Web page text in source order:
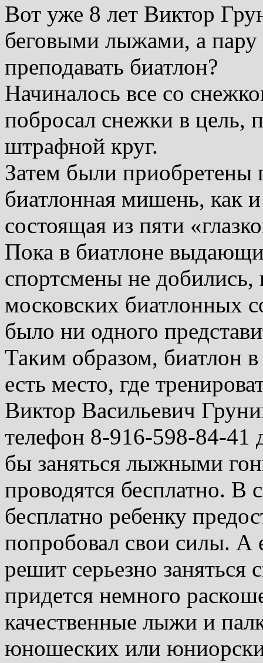
Вот уже 8 лет Виктор
беговыми лыжами, а пару
преподавать биатлон?
Начиналось все со
побросал снежки в цель,
штрафной круг.
Затем были приобретены
биатлонная мишень, как
состоящая из пяти
Пока в биатлоне
спортсмены не добились,
московских биатлонных
было ни одного
Таким образом, биатлон
есть место, где
Виктор Васильевич
телефон 8-916-598-84-41
бы заняться лыжными
проводятся бесплатно. В
бесплатно ребенку
попробовал свои силы. А
решит серьезно заняться
придется немного
качественные лыжи и
юношеских или